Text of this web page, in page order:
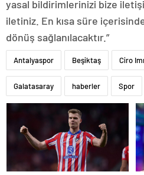
yasal bildirimlerinizi bize
iletiniz. En kısa süre
dönüş sağlanılacaktır.”
Antalyaspor Beşiktaş Ciro
Galatasaray haberler Spor